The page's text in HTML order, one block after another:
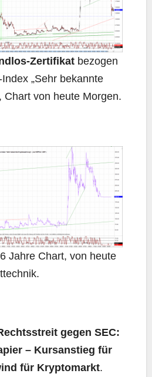
Zertifikat bezogen
„Sehr bekannte
Chart von heute Morgen.
Jahre Chart, von heute
gegen SEC:
– Kursanstieg für
für Kryptomarkt.